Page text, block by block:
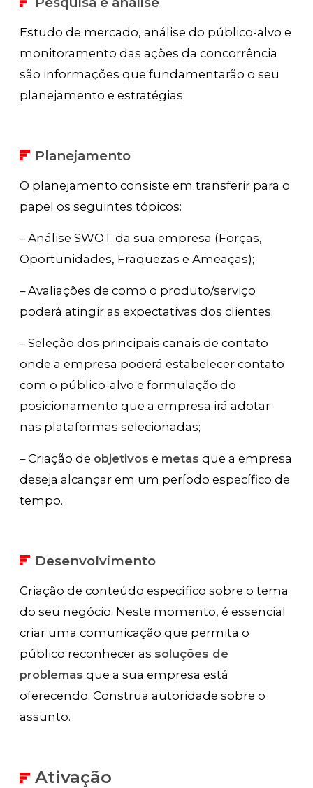
Estudo de mercado, análise do público-alvo e
monitoramento das ações da concorrência
são informações que fundamentarão o seu
planejamento e estratégias;
Planejamento
O planejamento consiste em transferir para o
papel os seguintes tópicos:
– Análise SWOT da sua empresa (Forças,
Oportunidades, Fraquezas e Ameaças);
– Avaliações de como o produto/serviço
poderá atingir as expectativas dos clientes;
– Seleção dos principais canais de contato
onde a empresa poderá estabelecer contato
com o público-alvo e formulação do
posicionamento que a empresa irá adotar
nas plataformas selecionadas;
– Criação de objetivos e metas que a empresa
deseja alcançar em um período específico de
tempo.
Desenvolvimento
Criação de conteúdo específico sobre o tema
do seu negócio. Neste momento, é essencial
criar uma comunicação que permita o
público reconhecer as soluções de
problemas que a sua empresa está
oferecendo. Construa autoridade sobre o
assunto.
Ativação